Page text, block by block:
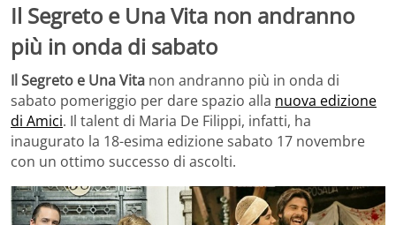
Il Segreto e Una Vita non andranno
più in onda di sabato
Il Segreto e Una Vita non andranno più in onda di
sabato pomeriggio per dare spazio alla nuova edizione
di Amici. Il talent di Maria De Filippi, infatti, ha
inaugurato la 18-esima edizione sabato 17 novembre
con un ottimo successo di ascolti.